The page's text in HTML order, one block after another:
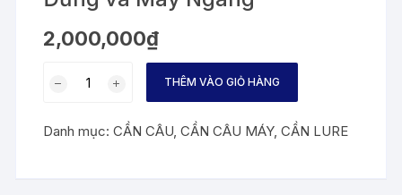
2,000,000₫
DAIWA
THÊM VÀO GIỎ HÀNG
Danh mục:CẦN CÂU,CẦN CÂU MÁY,CẦN LURE